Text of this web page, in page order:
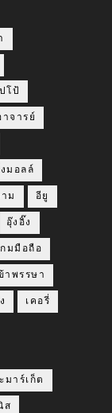
โป้
าจารย์
มอลล์
ม อียู
อุ๊งอิ๊ง
กมมือถือ
าพรรษา
เคอรี่
มาร์เก็ต
ส